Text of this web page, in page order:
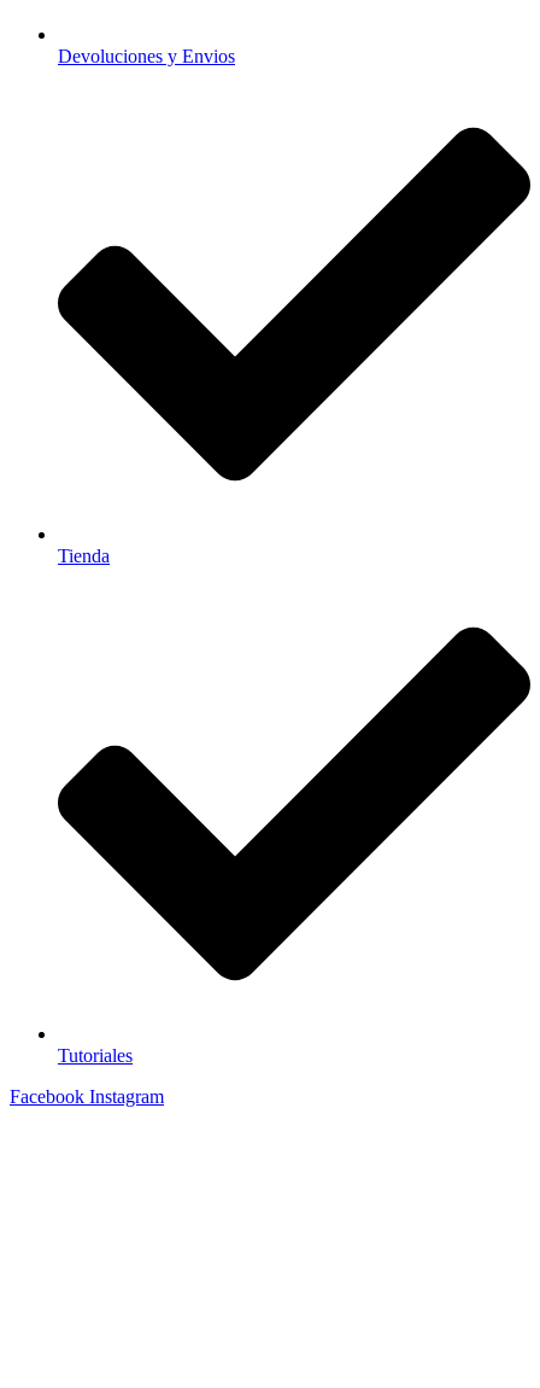
Devoluciones y Envios
Tienda
Tutoriales
Facebook Instagram